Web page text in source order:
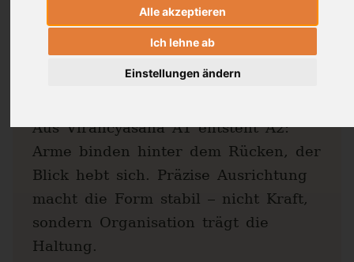
Alle akzeptieren
Ich lehne ab
Einstellungen ändern
Virañcyāsana A2: Haltung
des Virañcya
Aus Virañcyāsana A1 entsteht A2:
Arme binden hinter dem Rücken, der
Blick hebt sich. Präzise Ausrichtung
macht die Form stabil – nicht Kraft,
sondern Organisation trägt die
Haltung.